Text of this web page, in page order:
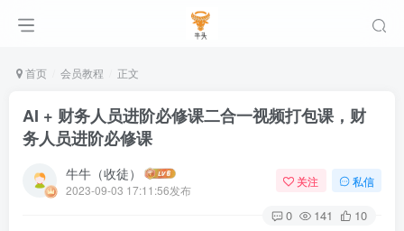
首页 会员教程 正文
AI + 财务人员进阶必修课二合一视频打包课，财
务人员进阶必修课
牛牛（收徒）
2023-09-03 17:11:56发布
关注 私信
0 141 10